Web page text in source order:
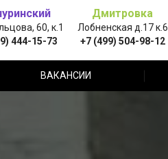
60, к.1
444-15-73
Дмитровка
Лобненская д.17 к.6
+7 (499) 504-98-12
ВАКАНСИИ